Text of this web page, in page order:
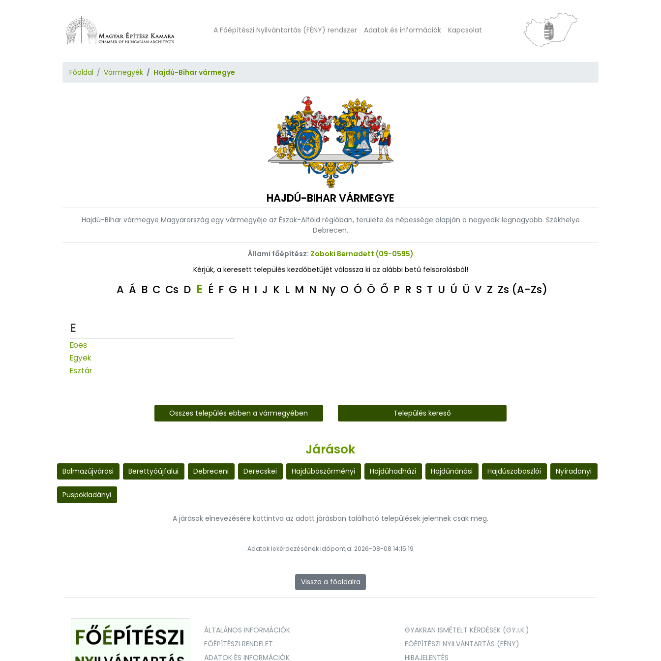
A Főépítészi Nyilvántartás (FÉNY) rendszer Adatok és információk Kapcsolat
Főoldal Vármegyék Hajdú-Bihar vármegye
HAJDÚ-BIHAR VÁRMEGYE
Hajdú-Bihar vármegye Magyarország egy vármegyéje az Észak-Alföld régióban, területe és népessége alapján a negyedik legnagyobb. Székhelye
Debrecen.
Állami főépítész: Zoboki Bernadett (09-0595)
Kérjük, a keresett település kezdőbetűjét válassza ki az alábbi betű felsorolásból!
A Á B C Cs D E É F G H I J K L M N Ny O Ó Ö Ő P R S T U Ú Ü V Z Zs (A-Zs)
E
Ebes
Egyek
Esztár
Összes település ebben a vármegyében Település kereső
Járások
Balmazújvárosi Berettyóújfalui Debreceni Derecskei Hajdúböszörményi Hajdúhadházi Hajdúnánási Hajdúszoboszlói Nyíradonyi
Püspökladányi
A járások elnevezésére kattintva az adott járásban található települések jelennek csak meg.
Adatok lekérdezésének időpontja: 2026-08-08 14:15:19
Vissza a főoldalra
ÁLTALÁNOS INFORMÁCIÓK
GYAKRAN ISMÉTELT KÉRDÉSEK (GY.I.K.)
FŐÉPÍTÉSZI RENDELET
FŐÉPÍTÉSZI NYILVÁNTARTÁS (FÉNY)
ADATOK ÉS INFORMÁCIÓK
HIBAJELENTÉS